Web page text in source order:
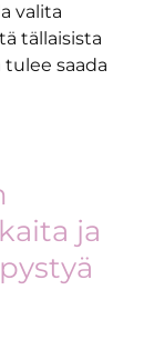
valita
tällaisista
tulee saada
ja